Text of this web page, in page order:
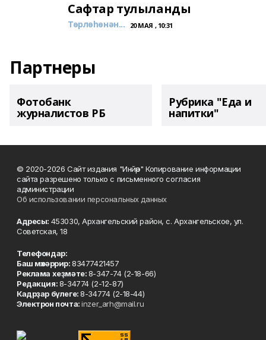
Сафтар тулыланды
Төрлөһөнән... 20 МАЯ , 10:31
Партнеры
Фотобанк
журналистов РБ
Рубрика "Еда и
напитки"
© 2020-2026 Сайт издания "Инйәр" Копирование информации
сайта разрешено только с письменного согласия
администрации
Об использовании персональных данных
Адресы: 453030, Архангельский район, с. Архангельское, ул.
Советская, 18
Телефондар:
Баш мөхәррир:83477421457
Реклама хеҙмәте:8-347-74 (2-18-66)
Редакция:8-34774 (2-12-87)
Кадрҙар бүлеге:8-34774 (2-18-44)
Электрон почта:inzer_arh@mail.ru